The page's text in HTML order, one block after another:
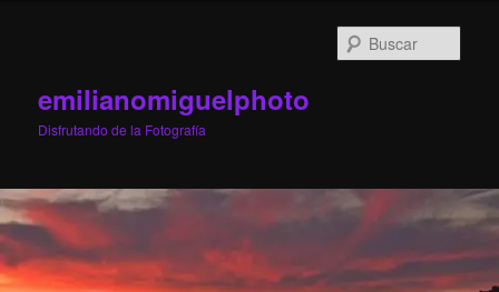
emilianomiguelphoto
Disfrutando de la Fotografía